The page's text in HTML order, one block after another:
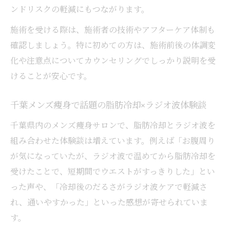
ンドリスクの軽減にもつながります。
施術を受ける際は、施術者の技術やアフターケア体制も
確認しましょう。特に初めての方は、施術前後の体調変
化や注意点についてカウンセリングでしっかり説明を受
けることが安心です。
千葉メンズ痩身で話題の脂肪冷却×ラジオ波体験談
千葉県内のメンズ痩身サロンで、脂肪冷却とラジオ波を
組み合わせた体験談は増えています。例えば「お腹周り
が気になっていたが、ラジオ波で温めてから脂肪冷却を
受けたことで、短期間でウエストがすっきりした」とい
った声や、「冷却後のだるさがラジオ波ケアで軽減さ
れ、通いやすかった」といった感想が寄せられていま
す。